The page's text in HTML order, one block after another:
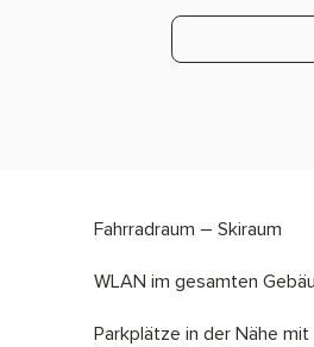
Fahrradraum – Skiraum
​​WLAN im gesamten
​Parkplätze in der Nähe